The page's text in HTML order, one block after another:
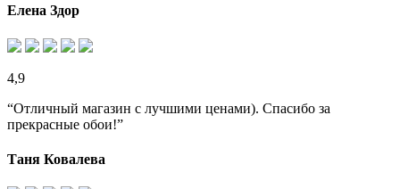
Елена Здор
4,9
“Отличный магазин с лучшими ценами). Спасибо за
прекрасные обои!”
Таня Ковалева